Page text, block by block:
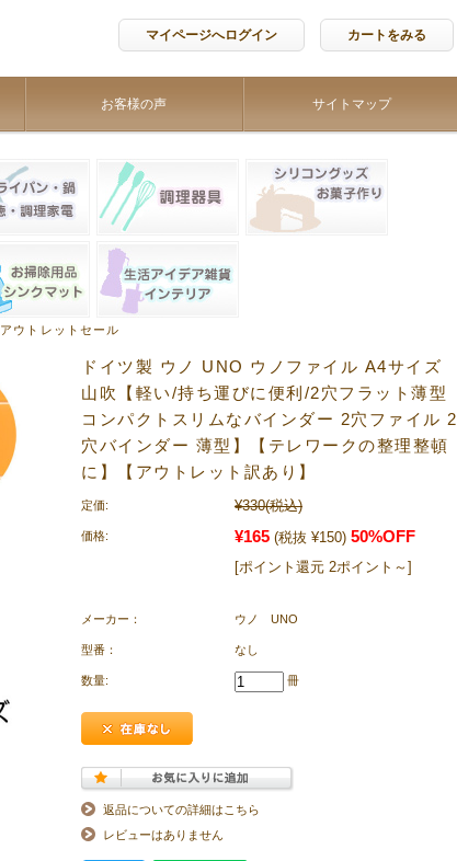
マイページへログイン カートをみる
お客様の声 サイトマップ
アウトレットセール
ドイツ製 ウノ UNO ウノファイル A4サイズ
山吹【軽い/持ち運びに便利/2穴フラット薄型
コンパクトスリムなバインダー 2穴ファイル 2
穴バインダー 薄型】【テレワークの整理整頓
に】【アウトレット訳あり】
定価: ¥330(税込)
価格: ¥165 (税抜 ¥150) 50%OFF
[ポイント還元 2ポイント～]
メーカー： ウノ UNO
型番： なし
数量: 冊
返品についての詳細はこちら
レビューはありません